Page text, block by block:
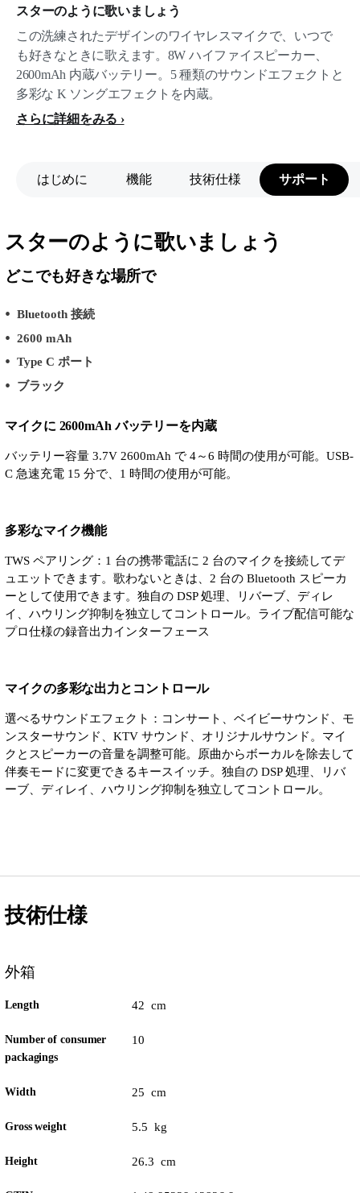
スターのように歌いましょう
この洗練されたデザインのワイヤレスマイクで、いつで
も好きなときに歌えます。8W ハイファイスピーカー、
2600mAh 内蔵バッテリー。5 種類のサウンドエフェクトと
多彩な K ソングエフェクトを内蔵。
さらに詳細をみる
はじめに 機能 技術仕様 サポート
スターのように歌いましょう
どこでも好きな場所で
Bluetooth 接続
2600 mAh
Type C ポート
ブラック
マイクに 2600mAh バッテリーを内蔵
バッテリー容量 3.7V 2600mAh で 4～6 時間の使用が可能。USB-
C 急速充電 15 分で、1 時間の使用が可能。
多彩なマイク機能
TWS ペアリング：1 台の携帯電話に 2 台のマイクを接続してデ
ュエットできます。歌わないときは、2 台の Bluetooth スピーカ
ーとして使用できます。独自の DSP 処理、リバーブ、ディレ
イ、ハウリング抑制を独立してコントロール。ライブ配信可能な
プロ仕様の録音出力インターフェース
マイクの多彩な出力とコントロール
選べるサウンドエフェクト：コンサート、ベイビーサウンド、モ
ンスターサウンド、KTV サウンド、オリジナルサウンド。マイ
クとスピーカーの音量を調整可能。原曲からボーカルを除去して
伴奏モードに変更できるキースイッチ。独自の DSP 処理、リバ
ーブ、ディレイ、ハウリング抑制を独立してコントロール。
技術仕様
外箱
Length 42 cm
Number of consumer
packagings
10
Width 25 cm
Gross weight 5.5 kg
Height 26.3 cm